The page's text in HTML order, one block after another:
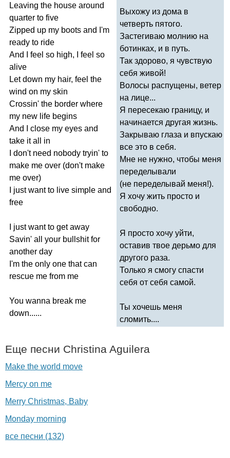
Leaving the house around
quarter to five
Zipped up my boots and I'm
ready to ride
And
feel so high, feel so
alive
Let down my hair, feel the
wind on my skin
Crossin' the border where
my new life begins
And
close my eyes and
take it all
in
don't need nobody tryin' to
make me over (don't make
me over)
just want to live simple and
free
just want to get away
Savin' all your bullshit for
another day
I'm the only one that can
rescue me from me
You wanna break me
down......
Выхожу из дома в
четверть пятого.
Застегиваю молнию на
ботинках, и в путь.
Так здорово, я чувствую
себя живой!
Волосы распущены, ветер
на лице...
Я пересекаю границу, и
начинается другая жизнь.
Закрываю глаза и впускаю
все это в себя.
Мне не нужно, чтобы меня
переделывали
(не переделывай меня!).
Я хочу жить просто и
свободно.
Я просто хочу уйти,
оставив твое дерьмо для
другого раза.
Только я смогу спасти
себя от себя самой.
Ты хочешь меня
сломить....
Еще песни Christina Aguilera
Make the world move
Mercy on me
Merry Christmas, Baby
Monday morning
все песни (132)